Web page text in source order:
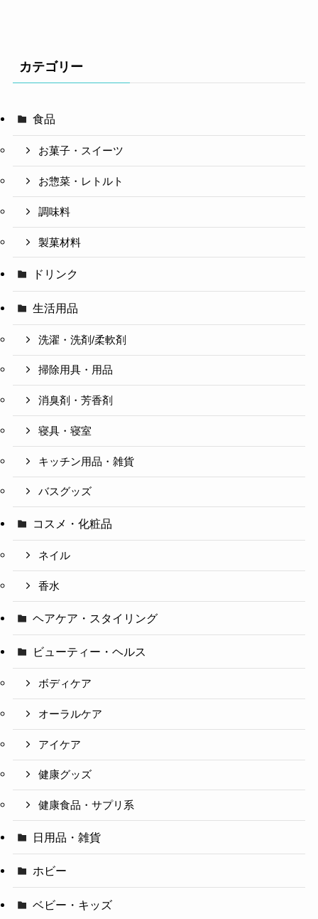
カテゴリー
食品
お菓子・スイーツ
お惣菜・レトルト
調味料
製菓材料
ドリンク
生活用品
洗濯・洗剤/柔軟剤
掃除用具・用品
消臭剤・芳香剤
寝具・寝室
キッチン用品・雑貨
バスグッズ
コスメ・化粧品
ネイル
香水
ヘアケア・スタイリング
ビューティー・ヘルス
ボディケア
オーラルケア
アイケア
健康グッズ
健康食品・サプリ系
日用品・雑貨
ホビー
ベビー・キッズ